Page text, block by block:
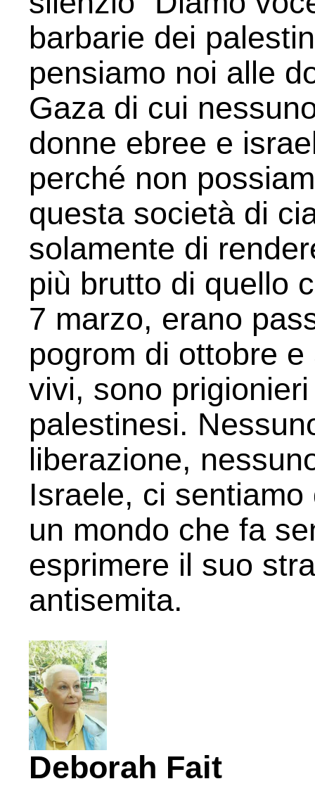
barbarie dei
pensiamo noi alle
Gaza di cui
donne ebree e
perché non
questa società di
solamente di
più brutto di quello
7 marzo, erano
pogrom di ottobre
vivi, sono
palestinesi.
liberazione,
Israele, ci
un mondo che fa
esprimere il suo
antisemita.
Deborah Fait